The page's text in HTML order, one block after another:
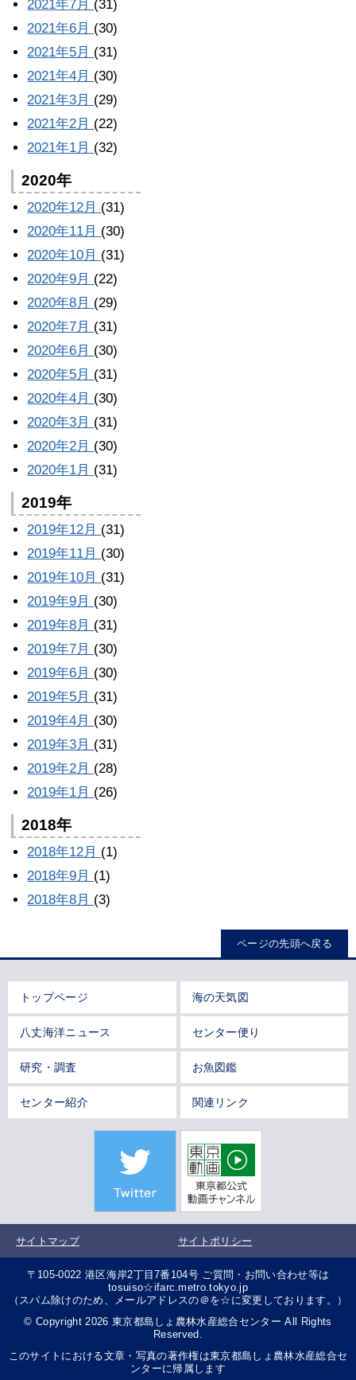
2021年7月 (31)
2021年6月 (30)
2021年5月 (31)
2021年4月 (30)
2021年3月 (29)
2021年2月 (22)
2021年1月 (32)
2020年
2020年12月 (31)
2020年11月 (30)
2020年10月 (31)
2020年9月 (22)
2020年8月 (29)
2020年7月 (31)
2020年6月 (30)
2020年5月 (31)
2020年4月 (30)
2020年3月 (31)
2020年2月 (30)
2020年1月 (31)
2019年
2019年12月 (31)
2019年11月 (30)
2019年10月 (31)
2019年9月 (30)
2019年8月 (31)
2019年7月 (30)
2019年6月 (30)
2019年5月 (31)
2019年4月 (30)
2019年3月 (31)
2019年2月 (28)
2019年1月 (26)
2018年
2018年12月 (1)
2018年9月 (1)
2018年8月 (3)
ページの先頭へ戻る
トップページ 海の天気図
八丈海洋ニュース センター便り
研究・調査 お魚図鑑
センター紹介 関連リンク
サイトマップ サイトポリシー
〒105-0022 港区海岸2丁目7番104号 ご質問・お問い合わせ等は
tosuiso☆ifarc.metro.tokyo.jp
（スパム除けのため、メールアドレスの＠を☆に変更しております。）
© Copyright 2026 東京都島しょ農林水産総合センター All Rights
Reserved.
このサイトにおける文章・写真の著作権は東京都島しょ農林水産総合セ
ンターに帰属します